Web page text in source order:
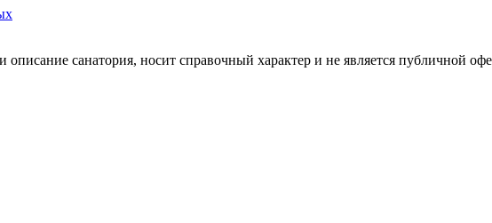
санатория, носит справочный характер и не является публичной